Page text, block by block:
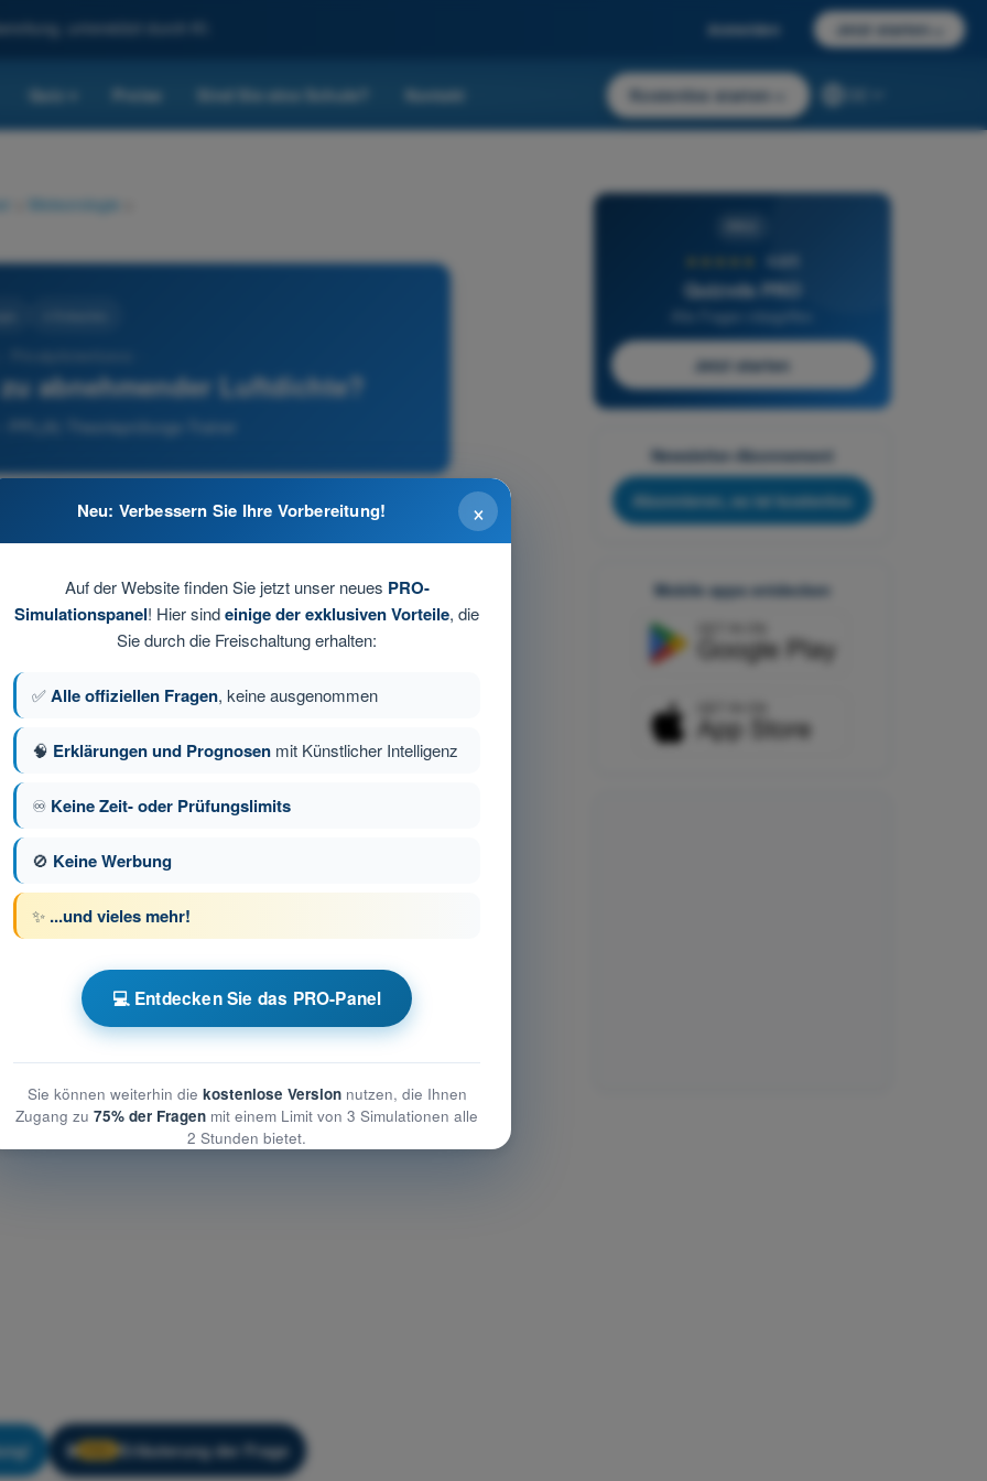
unterstützt durch KI. Anmelden Jetzt starten
Quiz Preise Sind Sie eine Schule? Kontakt Kostenlos starten
Meteorologie
abnehmender Luftdichte?
PPL(A) Theorieprüfungs-Trainer
18 von 240 Nächste Frage
PPL(A) Theorieprüfungs-
PDF-Prüfung PPL(A) - Privatpilotenlizenz - Meteorologie
🔒 Erläuterung der Frage
4,6/5
Quizvds PRO
Alle Fragen inbegriffen
Jetzt starten
Newsletter-Abonnement
Abonnieren, es ist kostenlos
Mobile apps entdecken
×
Neu: Verbessern Sie Ihre Vorbereitung!
Auf der Website finden Sie jetzt unser neues PRO-
Simulationspanel! Hier sindeinige der exklusiven Vorteile, die
Sie durch die Freischaltung erhalten:
✅Alle offiziellen Fragen, keine ausgenommen
🧠 Erklärungen und Prognosen mit Künstlicher Intelligenz
♾️ Keine Zeit- oder Prüfungslimits
🚫 Keine Werbung
✨ ...und vieles mehr!
💻 Entdecken Sie das PRO-Panel
Sie können weiterhin die kostenlose Versionnutzen, die Ihnen
Zugang zu 75% der Fragen mit einem Limit von 3 Simulationen alle
2 Stunden bietet.